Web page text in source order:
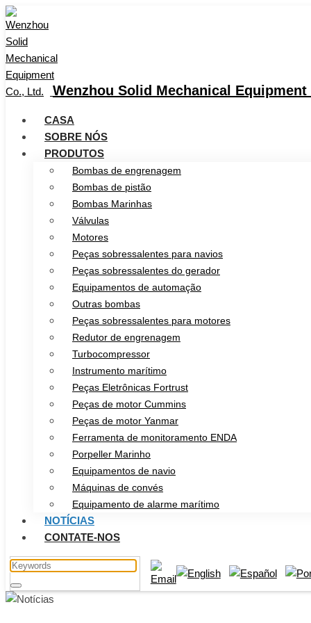
Wenzhou Solid Mechanical Equipment
CASA
SOBRE NÓS
PRODUTOS
Bombas de engrenagem
Bombas de pistão
Bombas Marinhas
Válvulas
Motores
Peças sobressalentes para navios
Peças sobressalentes do gerador
Equipamentos de automação
Outras bombas
Peças sobressalentes para motores
Redutor de engrenagem
Turbocompressor
Instrumento marítimo
Peças Eletrônicas Fortrust
Peças de motor Cummins
Peças de motor Yanmar
Ferramenta de monitoramento ENDA
Porpeller Marinho
Equipamentos de navio
Máquinas de convés
Equipamento de alarme marítimo
NOTÍCIAS
CONTATE-NOS